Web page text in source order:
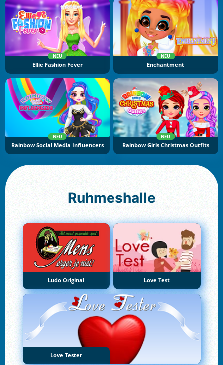
NEU
Ellie Fashion Fever
NEU
Enchantment
NEU
Rainbow Social Media Influencers
NEU
Rainbow Girls Christmas Outfits
Ruhmeshalle
Ludo Original Love Test
Love Tester